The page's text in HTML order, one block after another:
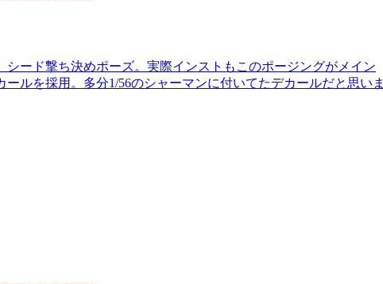
ード撃ち決めポーズ。実際インストもこのポージングがメイン
ルを採用。多分1/56のシャーマンに付いてたデカールだと思いま